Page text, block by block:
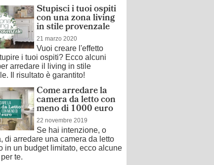
Stupisci i tuoi ospiti
con una zona living
in stile provenzale
21 marzo 2020
Vuoi creare l'effetto
i tuoi ospiti? Ecco alcuni
arredare il living in stile
Il risultato è garantito!
Come arredare la
camera da letto con
meno di 1000 euro
22 novembre 2019
Se hai intenzione, o
di arredare una camera da letto
in un budget limitato, ecco alcune
te.